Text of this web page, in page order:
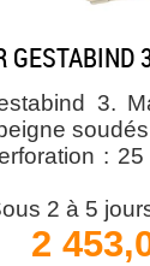
GESTABIND
3.
:
2 à 5
2